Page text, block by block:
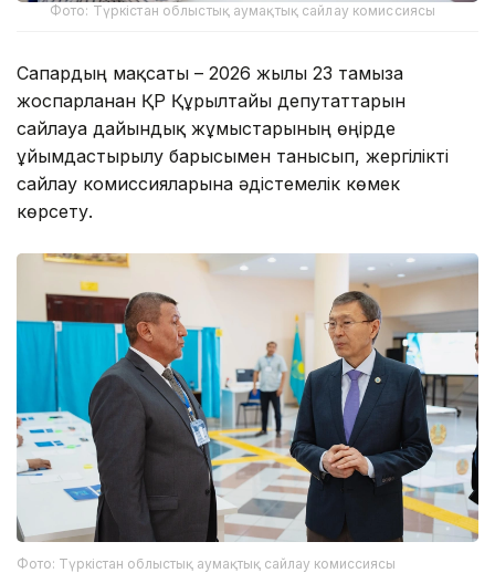
Фото: Түркістан облыстық аумақтық сайлау комиссиясы
Сапардың мақсаты – 2026 жылғы 23 тамызға
жоспарланған ҚР Құрылтайы депутаттарын
сайлауға дайындық жұмыстарының өңірде
ұйымдастырылу барысымен танысып, жергілікті
сайлау комиссияларына әдістемелік көмек
көрсету.
Фото: Түркістан облыстық аумақтық сайлау комиссиясы